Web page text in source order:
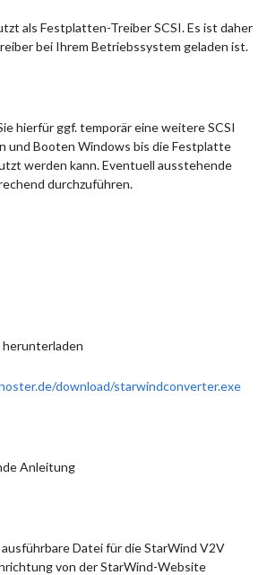
als Festplatten-Treiber SCSI. Es ist daher
bei Ihrem Betriebssystem geladen ist.
hierfür ggf. temporär eine weitere SCSI
und Booten Windows bis die Festplatte
werden kann. Eventuell ausstehende
durchzuführen.
herunterladen
download/starwindconverter.exe
Anleitung
ausführbare Datei für die StarWind V2V
von der StarWind-Website